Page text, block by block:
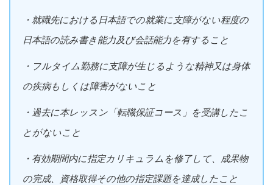
・就職先における日本語での就業に支障がない程度の
日本語の読み書き能力及び会話能力を有すること
・フルタイム勤務に支障が生じるような精神又は身体
の疾病もしくは障害がないこと
・過去に本レッスン「転職保証コース」を受講したこ
とがないこと
・有効期間内に指定カリキュラムを修了して、成果物
の完成、資格取得その他の指定課題を達成したこと